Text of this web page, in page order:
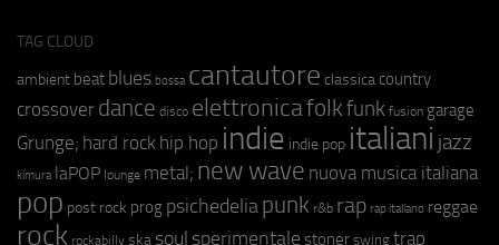
TAG CLOUD
ambient beat blues bossa cantautore classica country
crossover dance disco elettronicafolkfunk fusion garage
Grunge; hard rock hip hop indie indie pop italiani jazz
kimura laPOP lounge metal; new wave nuova musica italiana
pop post rock prog psichedeliapunk r&b rap rap italiano reggae
rock rockabilly ska soul sperimentale stoner swing trap